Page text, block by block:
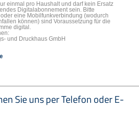
einmal pro Haushalt und darf kein Ersatz
Digitalabonnement sein. Bitte
eine Mobilfunkverbindung (wodurch
können) sind Voraussetzung für die
digital.
und Druckhaus GmbH
Sie uns per Telefon oder E-